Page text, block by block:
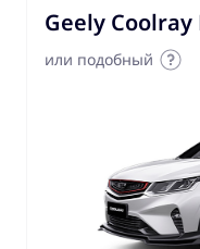
Geely
или подобный